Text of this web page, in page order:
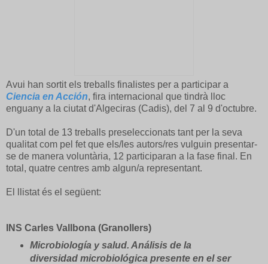
Avui han sortit els treballs finalistes per a participar a
Ciencia en Acción, fira internacional que tindrà lloc
enguany a la ciutat d'Algeciras (Cadis), del 7 al 9 d'octubre.
D'un total de 13 treballs preseleccionats tant per la seva
qualitat com pel fet que els/les autors/res vulguin presentar-
se de manera voluntària, 12 participaran a la fase final. En
total, quatre centres amb algun/a representant.
El llistat és el següent:
INS Carles Vallbona (Granollers)
Microbiología y salud. Análisis de la
diversidad microbiológica presente en el ser